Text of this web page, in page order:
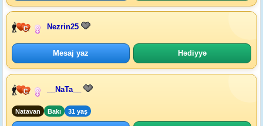
Nezrin25
Mesaj yaz Hədiyyə
__NaTa__
Natavan Bakı 31 yaş